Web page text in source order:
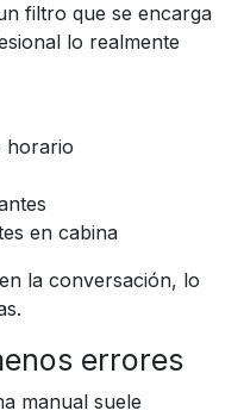
filtro que se encarga
lo realmente
horario
en cabina
la conversación, lo
errores
manual suele